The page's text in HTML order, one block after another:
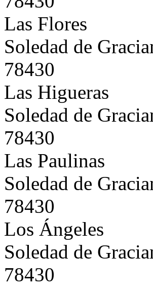
Las Flores
Soledad de
78430
Las Higueras
Soledad de
78430
Las Paulinas
Soledad de
78430
Los Ángeles
Soledad de
78430